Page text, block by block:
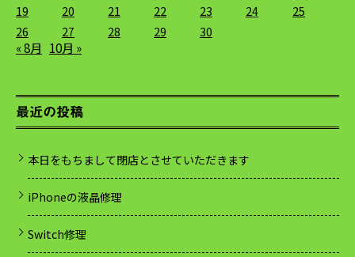
19
20 21 22 23 24
25
26
27 28 29 30
« 8月 10月 »
最近の投稿
本日をもちまして閉店とさせていただきます
iPhoneの液晶修理
Switch修理